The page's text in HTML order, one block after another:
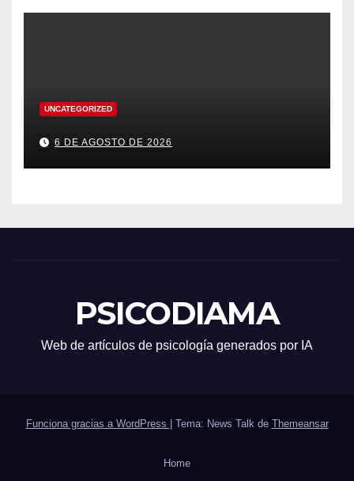
UNCATEGORIZED
6 DE AGOSTO DE 2026
PSICODIAMA
Web de artículos de psicología generados por IA
Funciona gracias a WordPress Tema: News Talk de Themeansar
Home